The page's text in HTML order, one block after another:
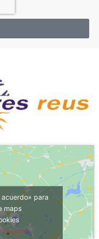
para
maps